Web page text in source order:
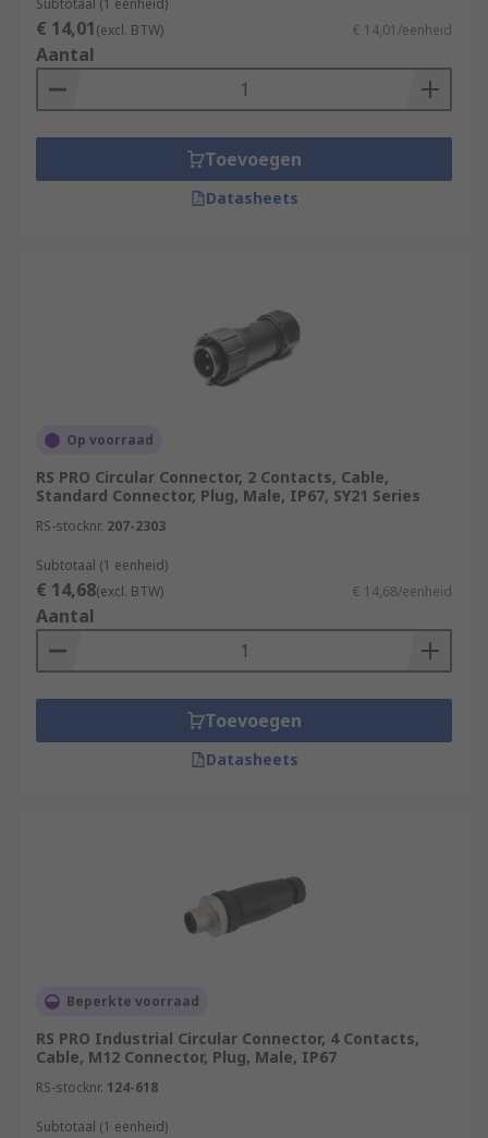
Subtotaal (1 eenheid)
€ 14,01(excl. BTW) € 14,01/eenheid
Aantal
Toevoegen
Datasheets
Op voorraad
RS PRO Circular Connector, 2 Contacts, Cable,
Standard Connector, Plug, Male, IP67, SY21 Series
RS-stocknr. 207-2303
Subtotaal (1 eenheid)
€ 14,68(excl. BTW) € 14,68/eenheid
Aantal
Toevoegen
Datasheets
Beperkte voorraad
RS PRO Industrial Circular Connector, 4 Contacts,
Cable, M12 Connector, Plug, Male, IP67
RS-stocknr. 124-618
Subtotaal (1 eenheid)